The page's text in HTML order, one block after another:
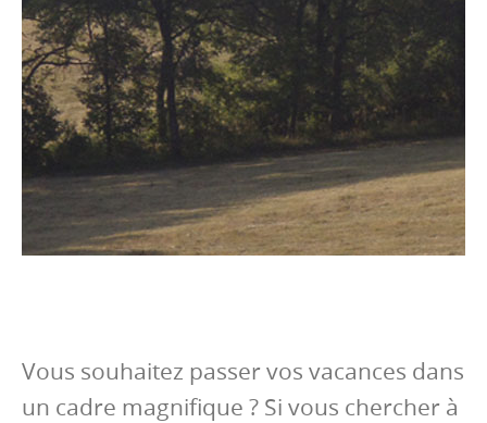
Vous souhaitez passer vos vacances dans
un cadre magnifique ? Si vous chercher à